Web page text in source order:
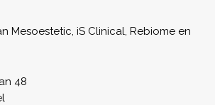
Mesoestetic, iS Clinical, Rebiome en
48